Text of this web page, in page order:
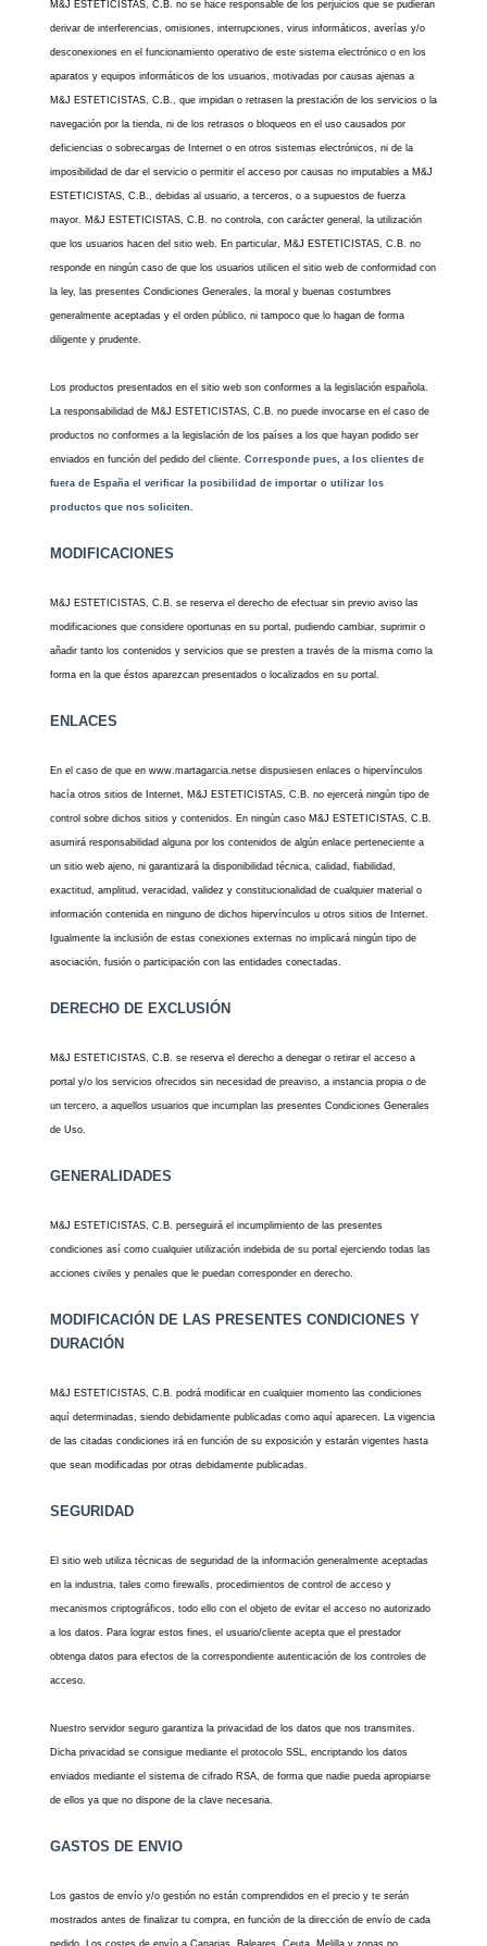
M&J ESTETICISTAS, C.B. no se hace responsable de los perjuicios que se pudieran
derivar de interferencias, omisiones, interrupciones, virus informáticos, averías y/o
desconexiones en el funcionamiento operativo de este sistema electrónico o en los
aparatos y equipos informáticos de los usuarios, motivadas por causas ajenas a
M&J ESTETICISTAS, C.B., que impidan o retrasen la prestación de los servicios o la
navegación por la tienda, ni de los retrasos o bloqueos en el uso causados por
deficiencias o sobrecargas de Internet o en otros sistemas electrónicos, ni de la
imposibilidad de dar el servicio o permitir el acceso por causas no imputables a M&J
ESTETICISTAS, C.B., debidas al usuario, a terceros, o a supuestos de fuerza
mayor. M&J ESTETICISTAS, C.B. no controla, con carácter general, la utilización
que los usuarios hacen del sitio web. En particular, M&J ESTETICISTAS, C.B. no
responde en ningún caso de que los usuarios utilicen el sitio web de conformidad con
la ley, las presentes Condiciones Generales, la moral y buenas costumbres
generalmente aceptadas y el orden público, ni tampoco que lo hagan de forma
diligente y prudente.
Los productos presentados en el sitio web son conformes a la legislación española.
La responsabilidad de M&J ESTETICISTAS, C.B. no puede invocarse en el caso de
productos no conformes a la legislación de los países a los que hayan podido ser
enviados en función del pedido del cliente. Corresponde pues, a los clientes de
fuera de España el verificar la posibilidad de importar o utilizar los
productos que nos soliciten.
MODIFICACIONES
M&J ESTETICISTAS, C.B. se reserva el derecho de efectuar sin previo aviso las
modificaciones que considere oportunas en su portal, pudiendo cambiar, suprimir o
añadir tanto los contenidos y servicios que se presten a través de la misma como la
forma en la que éstos aparezcan presentados o localizados en su portal.
ENLACES
En el caso de que en www.martagarcia.netse dispusiesen enlaces o hipervínculos
hacía otros sitios de Internet, M&J ESTETICISTAS, C.B. no ejercerá ningún tipo de
control sobre dichos sitios y contenidos. En ningún caso M&J ESTETICISTAS, C.B.
asumirá responsabilidad alguna por los contenidos de algún enlace perteneciente a
un sitio web ajeno, ni garantizará la disponibilidad técnica, calidad, fiabilidad,
exactitud, amplitud, veracidad, validez y constitucionalidad de cualquier material o
información contenida en ninguno de dichos hipervínculos u otros sitios de Internet.
Igualmente la inclusión de estas conexiones externas no implicará ningún tipo de
asociación, fusión o participación con las entidades conectadas.
DERECHO DE EXCLUSIÓN
M&J ESTETICISTAS, C.B. se reserva el derecho a denegar o retirar el acceso a
portal y/o los servicios ofrecidos sin necesidad de preaviso, a instancia propia o de
un tercero, a aquellos usuarios que incumplan las presentes Condiciones Generales
de Uso.
GENERALIDADES
M&J ESTETICISTAS, C.B. perseguirá el incumplimiento de las presentes
condiciones así como cualquier utilización indebida de su portal ejerciendo todas las
acciones civiles y penales que le puedan corresponder en derecho.
MODIFICACIÓN DE LAS PRESENTES CONDICIONES Y
DURACIÓN
M&J ESTETICISTAS, C.B. podrá modificar en cualquier momento las condiciones
aquí determinadas, siendo debidamente publicadas como aquí aparecen. La vigencia
de las citadas condiciones irá en función de su exposición y estarán vigentes hasta
que sean modificadas por otras debidamente publicadas.
SEGURIDAD
El sitio web utiliza técnicas de seguridad de la información generalmente aceptadas
en la industria, tales como firewalls, procedimientos de control de acceso y
mecanismos criptográficos, todo ello con el objeto de evitar el acceso no autorizado
a los datos. Para lograr estos fines, el usuario/cliente acepta que el prestador
obtenga datos para efectos de la correspondiente autenticación de los controles de
acceso.
Nuestro servidor seguro garantiza la privacidad de los datos que nos transmites.
Dicha privacidad se consigue mediante el protocolo SSL, encriptando los datos
enviados mediante el sistema de cifrado RSA, de forma que nadie pueda apropiarse
de ellos ya que no dispone de la clave necesaria.
GASTOS DE ENVIO
Los gastos de envío y/o gestión no están comprendidos en el precio y te serán
mostrados antes de finalizar tu compra, en función de la dirección de envío de cada
pedido. Los costes de envío a Canarias, Baleares, Ceuta, Melilla y zonas no